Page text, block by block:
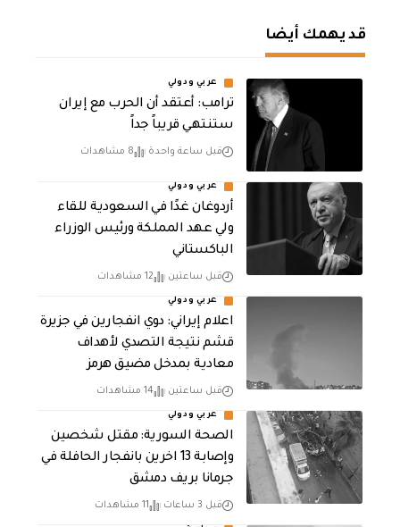
قد يهمك أيضا
عربي ودولي
‏ترامب: أعتقد أن الحرب مع إيران
ستنتهي قريباً جداً
قبل ساعة واحدة 8 مشاهدات
عربي ودولي
أردوغان غدًا في السعودية للقاء
ولي عهد المملكة ورئيس الوزراء
الباكستاني
قبل ساعتين 12 مشاهدات
عربي ودولي
اعلام إيراني: دوي انفجارين في جزيرة
قشم نتيجة التصدي لأهداف
معادية بمدخل مضيق هرمز
قبل ساعتين 14 مشاهدات
عربي ودولي
الصحة السورية: مقتل شخصين
وإصابة 13 اخرين بانفجار الحافلة في
جرمانا بريف دمشق
قبل 3 ساعات 11 مشاهدات